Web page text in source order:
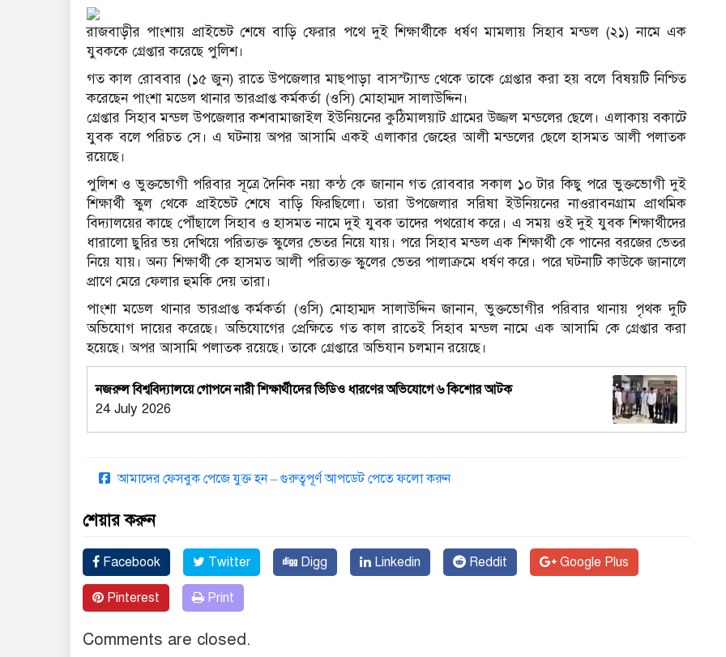
রাজবাড়ীর পাংশায় প্রাইভেট শেষে বাড়ি ফেরার পথে দুই শিক্ষার্থীকে ধর্ষণ মামলায় সিহাব মন্ডল (২১) নামে এক
যুবককে গ্রেপ্তার করেছে পুলিশ।
গত কাল রোববার (১৫ জুন) রাতে উপজেলার মাছপাড়া বাসস্ট্যান্ড থেকে তাকে গ্রেপ্তার করা হয় বলে বিষয়টি নিশ্চিত
করেছেন পাংশা মডেল থানার ভারপ্রাপ্ত কর্মকর্তা (ওসি) মোহাম্মদ সালাউদ্দিন।
গ্রেপ্তার সিহাব মন্ডল উপজেলার কশবামাজাইল ইউনিয়নের কুঠিমালয়াট গ্রামের উজ্জল মন্ডলের ছেলে। এলাকায় বকাটে
যুবক বলে পরিচত সে। এ ঘটনায় অপর আসামি একই এলাকার জেহের আলী মন্ডলের ছেলে হাসমত আলী পলাতক
রয়েছে।
পুলিশ ও ভুক্তভোগী পরিবার সূত্রে দৈনিক নয়া কন্ঠ কে জানান গত রোববার সকাল ১০ টার কিছু পরে ভুক্তভোগী দুই
শিক্ষার্থী স্কুল থেকে প্রাইভেট শেষে বাড়ি ফিরছিলো। তারা উপজেলার সরিষা ইউনিয়নের নাওরাবনগ্রাম প্রাথমিক
বিদ্যালয়ের কাছে পৌঁছালে সিহাব ও হাসমত নামে দুই যুবক তাদের পথরোধ করে। এ সময় ওই দুই যুবক শিক্ষার্থীদের
ধারালো ছুরির ভয় দেখিয়ে পরিত্যক্ত স্কুলের ভেতর নিয়ে যায়। পরে সিহাব মন্ডল এক শিক্ষার্থী কে পানের বরজের ভেতর
নিয়ে যায়। অন্য শিক্ষার্থী কে হাসমত আলী পরিত্যক্ত স্কুলের ভেতর পালাক্রমে ধর্ষণ করে। পরে ঘটনাটি কাউকে জানালে
প্রাণে মেরে ফেলার হুমকি দেয় তারা।
পাংশা মডেল থানার ভারপ্রাপ্ত কর্মকর্তা (ওসি) মোহাম্মদ সালাউদ্দিন জানান, ভুক্তভোগীর পরিবার থানায় পৃথক দুটি
অভিযোগ দায়ের করেছে। অভিযোগের প্রেক্ষিতে গত কাল রাতেই সিহাব মন্ডল নামে এক আসামি কে গ্রেপ্তার করা
হয়েছে। অপর আসামি পলাতক রয়েছে। তাকে গ্রেপ্তারে অভিযান চলমান রয়েছে।
নজরুল বিশ্ববিদ্যালয়ে গোপনে নারী শিক্ষার্থীদের ভিডিও ধারণের অভিযোগে ৬ কিশোর আটক
24 July 2026
আমাদের ফেসবুক পেজে যুক্ত হন – গুরুত্বপূর্ণ আপডেট পেতে ফলো করুন
শেয়ার করুন
Facebook Twitter Digg Linkedin Reddit Google Plus
Pinterest Print
Comments are closed.